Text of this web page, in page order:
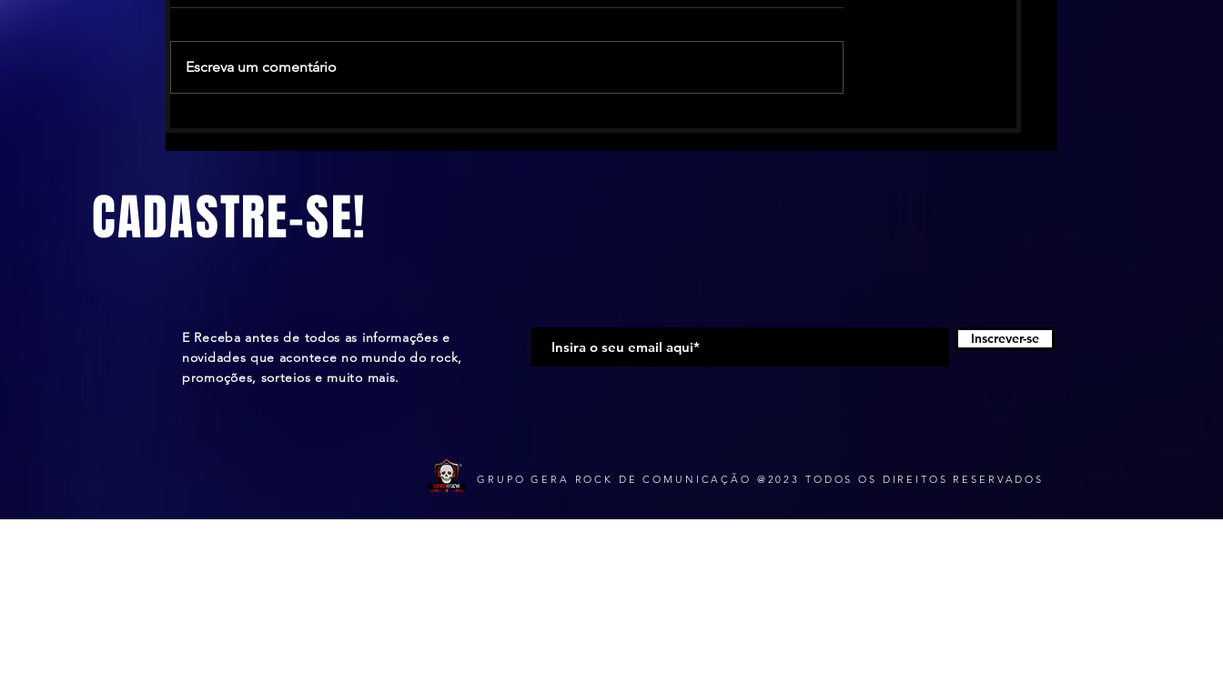
Escreva um comentário
CADASTRE-SE!
E Receba antes de todos as informações e
novidades que acontece no mundo do rock,
promoções, sorteios e muito mais.
Inscrever-se
GRUPO GERA ROCK DE COMUNICAÇÃO @2023 TODOS OS DIREITOS RESERVADOS